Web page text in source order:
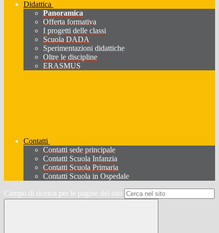
Didattica
Panoramica
Offerta formativa
I progetti delle classi
Scuola DADA
Sperimentazioni didattiche
Oltre le discipline
ERASMUS
Contatti
Contatti sede principale
Contatti Scuola Infanzia
Contatti Scuola Primaria
Contatti Scuola in Ospedale
Campo di ricerca per le pagine del sito